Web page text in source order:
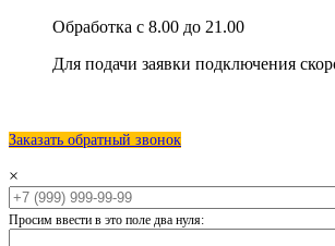
Обработка с 8.00 до 21.00
Для подачи заявки подключения
Заказать обратный звонок
×
Просим ввести в это поле два нуля: